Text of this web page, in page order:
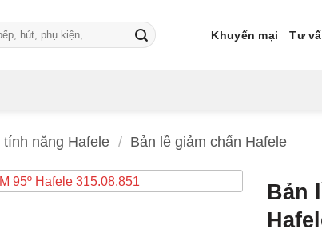
Khuyến mại Tư
năng Hafele / Bản lề giảm chấn Hafele
Bản